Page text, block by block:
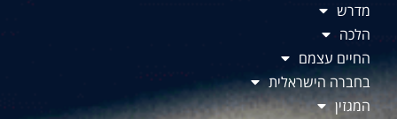
מדרש
הלכה
החיים עצמם
בחברה הישראלית
המגזין